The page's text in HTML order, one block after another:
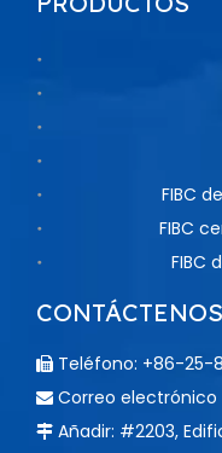
FIBC
FIBC
FIBC
CONTÁCTENOS
 Teléfono: +86-25-
 Correo electrónico
 Añadir: #2203,